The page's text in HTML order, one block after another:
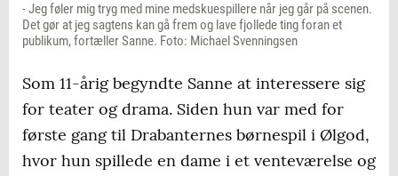
- Jeg føler mig tryg med mine medskuespillere når jeg går på scenen.
Det gør at jeg sagtens kan gå frem og lave fjollede ting foran et
publikum, fortæller Sanne. Foto: Michael Svenningsen
Som 11-årig begyndte Sanne at interessere sig
for teater og drama. Siden hun var med for
første gang til Drabanternes børnespil i Ølgod,
hvor hun spillede en dame i et venteværelse og